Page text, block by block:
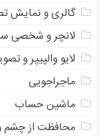
گالری و نمایش
لانچر و شخصی
لایو والپیپر و
ماجراجویی
ماشین حساب
محافظت از چشم